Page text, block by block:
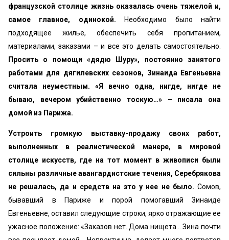
французской столице жизнь оказалась очень тяжелой и,
самое главное, одинокой.
Необходимо было найти
подходящее жилье, обеспечить себя пропитанием,
материалами, заказами – и все это делать самостоятельно.
Просить о помощи «дядю Шуру», постоянно занятого
работами для дягилевских сезонов, Зинаида Евгеньевна
считала неуместным. «Я вечно одна, нигде, нигде не
бываю, вечером убийственно тоскую…» – писала она
домой из Парижа.
Устроить громкую выставку-продажу своих работ,
выполненных в реалистической манере, в мировой
столице искусств, где на тот момент в живописи были
сильны различные авангардистские течения, Серебрякова
не решалась, да и средств на это у нее не было. Сомов,
бывавший в Париже и порой помогавший Зинаиде
Евгеньевне, оставил следующие строки, ярко отражающие ее
ужасное положение: «Заказов нет. Дома нищета... Зина почти